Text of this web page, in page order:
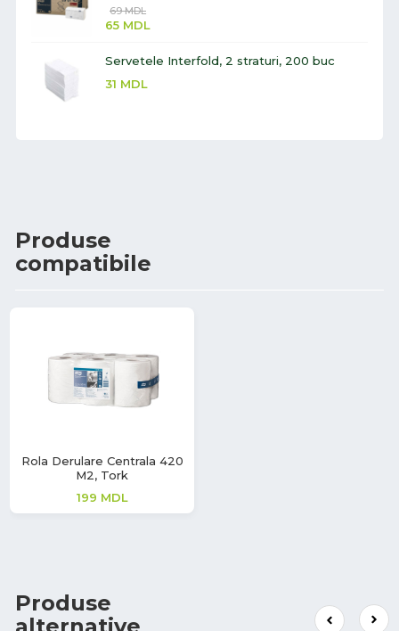
69MDL
65 MDL
Servetele Interfold, 2 straturi, 200 buc
31 MDL
Produse
compatibile
Rola Derulare Centrala 420
M2, Tork
199 MDL
Produse